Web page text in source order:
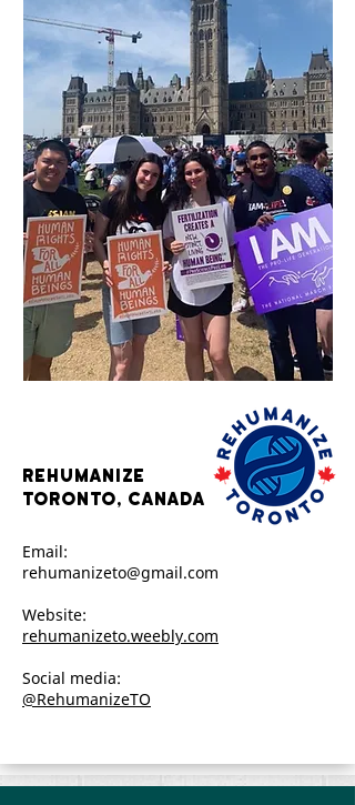
rehumanize
Toronto, Canada
Email:
rehumanizeto@gmail.com
Website:
rehumanizeto.weebly.com
Social media:
@RehumanizeTO